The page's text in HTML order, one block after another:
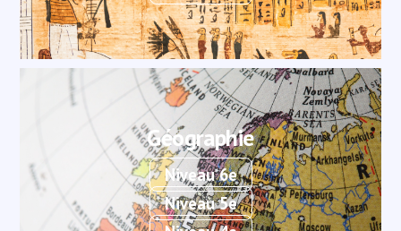
Géographie
Niveau 6e
Niveau 5e